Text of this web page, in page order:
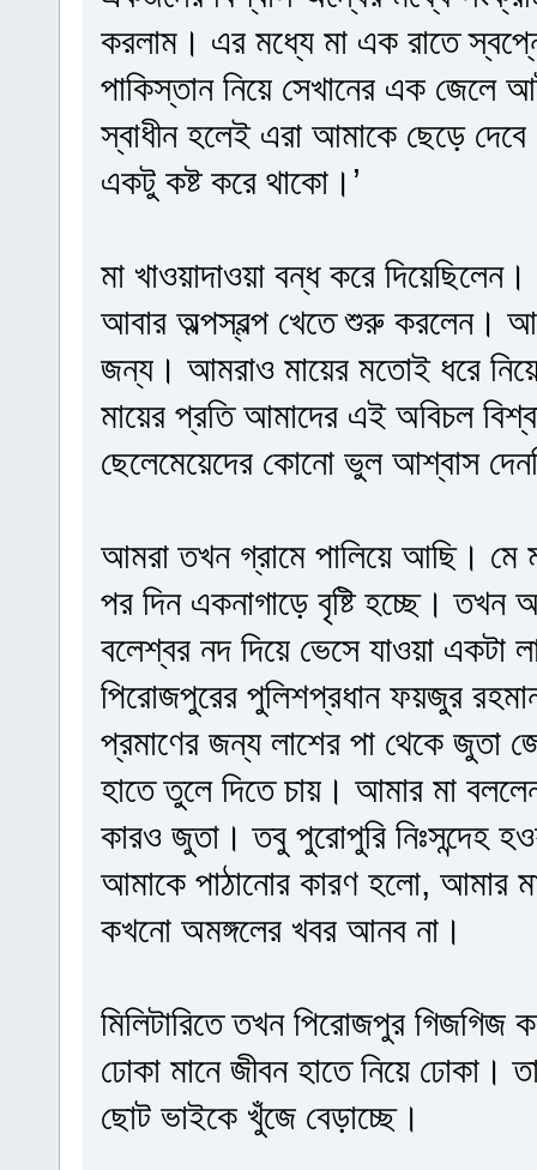
করলাম। এর মধ্যে মা এক রাতে
পাকিস্তান নিয়ে সেখানের এক জেলে
স্বাধীন হলেই এরা আমাকে ছেড়ে
একটু কষ্ট করে থাকো।’
মা খাওয়াদাওয়া বন্ধ করে
আবার অল্পস্বল্প খেতে শুরু করলেন।
জন্য। আমরাও মায়ের মতোই ধরে
মায়ের প্রতি আমাদের এই অবিচল
ছেলেমেয়েদের কোনো ভুল আশ্বাস
আমরা তখন গ্রামে পালিয়ে আছি। মে
পর দিন একনাগাড়ে বৃষ্টি হচ্ছে।
বলেশ্বর নদ দিয়ে ভেসে যাওয়া একটা
পিরোজপুরের পুলিশপ্রধান ফয়জুর
প্রমাণের জন্য লাশের পা থেকে জুতা
হাতে তুলে দিতে চায়। আমার মা
কারও জুতা। তবু পুরোপুরি নিঃসন্দেহ
আমাকে পাঠানোর কারণ হলো, আমার
কখনো অমঙ্গলের খবর আনব না।
মিলিটারিতে তখন পিরোজপুর
ঢোকা মানে জীবন হাতে নিয়ে
ছোট ভাইকে খুঁজে বেড়াচ্ছে।